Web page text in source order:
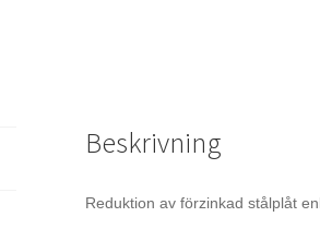
Beskrivning
Reduktion av förzinkad stålplåt